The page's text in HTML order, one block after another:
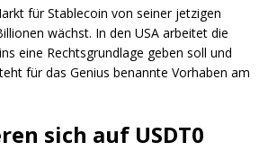
für Stablecoin von seiner jetzigen
wächst. In den USA arbeitet die
eine Rechtsgrundlage geben soll und
für das Genius benannte Vorhaben am
sich auf USDT0